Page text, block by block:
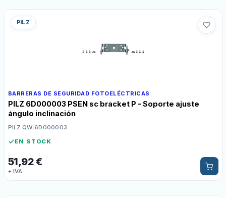
PILZ
BARRERAS DE SEGURIDAD FOTOELÉCTRICAS
PILZ 6D000003 PSEN sc bracket P - Soporte ajuste
ángulo inclinación
PILZ.QW.6D000003
EN STOCK
51,92€
+ IVA